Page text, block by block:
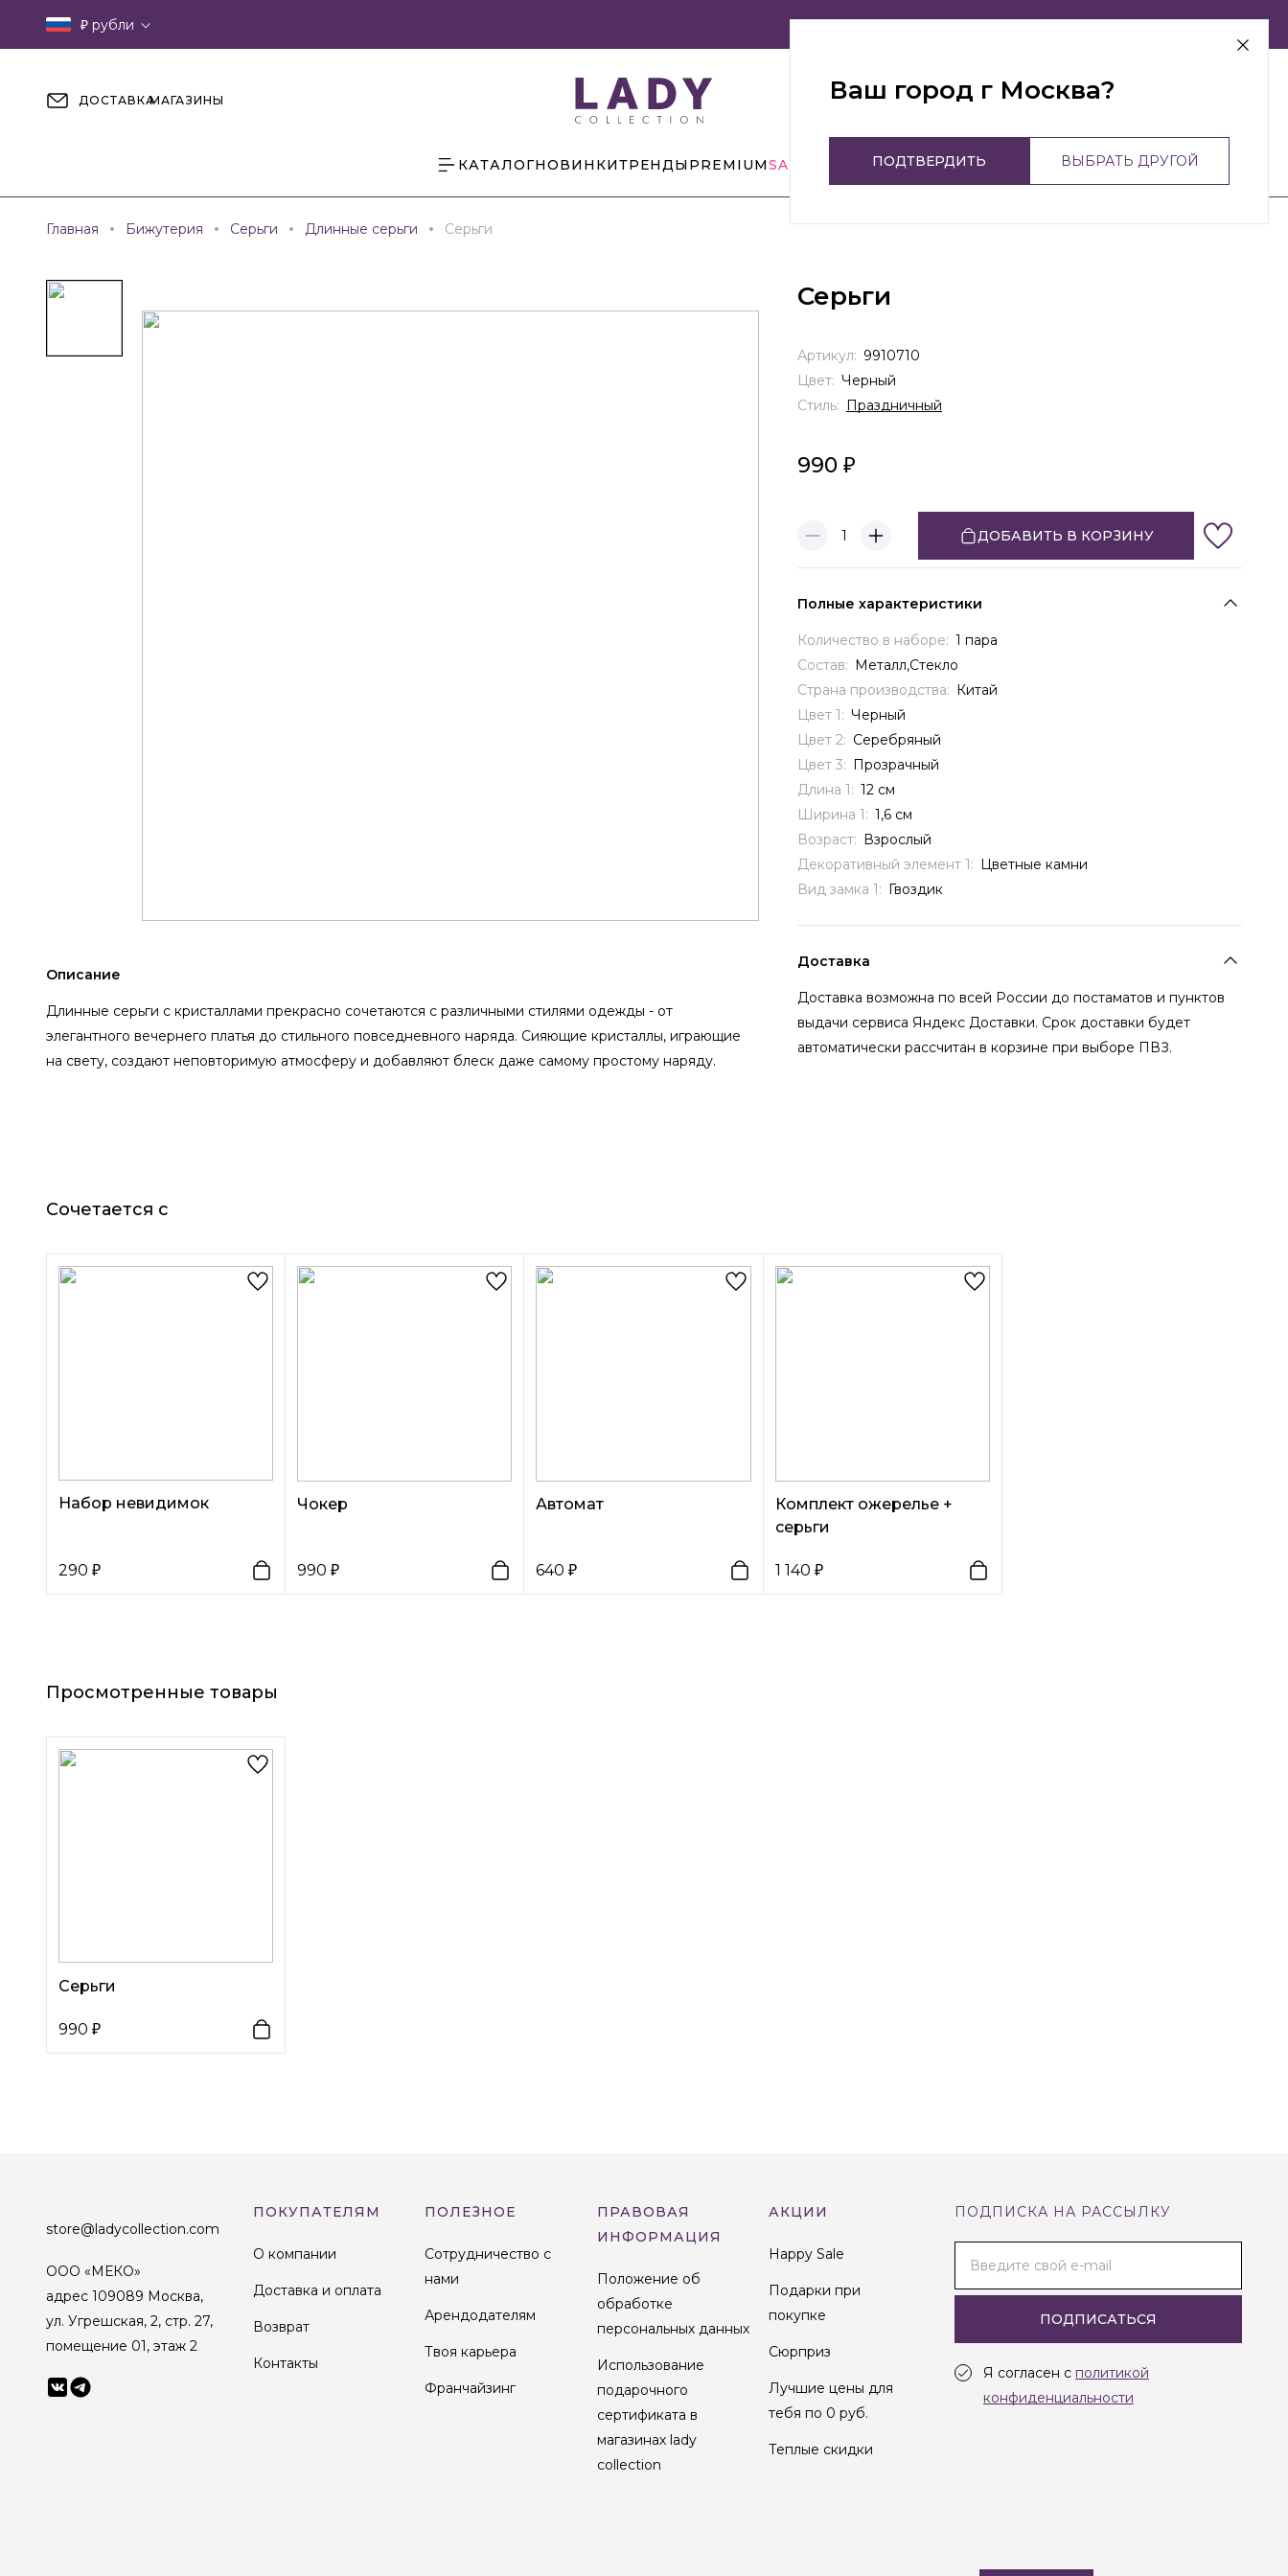
₽ рубли г Москва
ДОСТАВКАМАГАЗИНЫ
КАТАЛОГНОВИНКИТРЕНДЫ PREMIUMSALE
Главная Бижутерия Серьги Длинные серьги Серьги
Описание
Длинные серьги с кристаллами прекрасно сочетаются с различными стилями одежды - от
элегантного вечернего платья до стильного повседневного наряда. Сияющие кристаллы, играющие
на свету, создают неповторимую атмосферу и добавляют блеск даже самому простому наряду.
Серьги
990
1 ДОБАВИТЬ В КОРЗИНУ
Артикул: 9910710
Цвет: Черный
Стиль: Праздничный
Полные характеристики
Количество в наборе: 1 пара
Состав: Металл,Стекло
Страна производства: Китай
Цвет 1: Черный
Цвет 2: Серебряный
Цвет 3: Прозрачный
Длина 1: 12 см
Ширина 1: 1,6 см
Возраст: Взрослый
Декоративный элемент 1: Цветные камни
Вид замка 1: Гвоздик
Доставка
Доставка возможна по всей России до постаматов и пунктов
выдачи сервиса Яндекс Доставки. Срок доставки будет
автоматически рассчитан в корзине при выборе ПВЗ.
Сочетается с
Набор невидимок
290
Чокер
990
Автомат
640
Комплект ожерелье +
серьги
1 140
Просмотренные товары
Серьги
990
ПОДПИСКА НА РАССЫЛКУ
Введите свой e-mail
ПОДПИСАТЬСЯ
Я согласен с политикой
конфиденциальности
store@ladycollection.com
ООО «МЕКО»
адрес 109089 Москва,
ул. Угрешская, 2, стр. 27,
помещение 01, этаж 2
ПОКУПАТЕЛЯМ
О компании
Доставка и оплата
Возврат
Контакты
ПОЛЕЗНОЕ
Сотрудничество с
нами
Арендодателям
Твоя карьера
Франчайзинг
ПРАВОВАЯ
ИНФОРМАЦИЯ
Положение об
обработке
персональных данных
Использование
подарочного
сертификата в
магазинах lady
collection
АКЦИИ
Happy Sale
Подарки при
покупке
Сюрприз
Лучшие цены для
тебя по 0 руб.
Теплые скидки
Ваш город г Москва?
ПОДТВЕРДИТЬ ВЫБРАТЬ ДРУГОЙ